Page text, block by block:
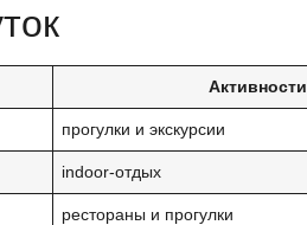
Активности
прогулки и экскурсии
indoor-отдых
рестораны и прогулки